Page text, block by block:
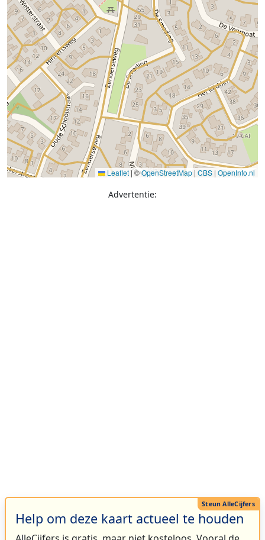
Leaflet|©OpenStreetMap | CBS | OpenInfo.nl
Advertentie:
Help om deze kaart actueel te houden